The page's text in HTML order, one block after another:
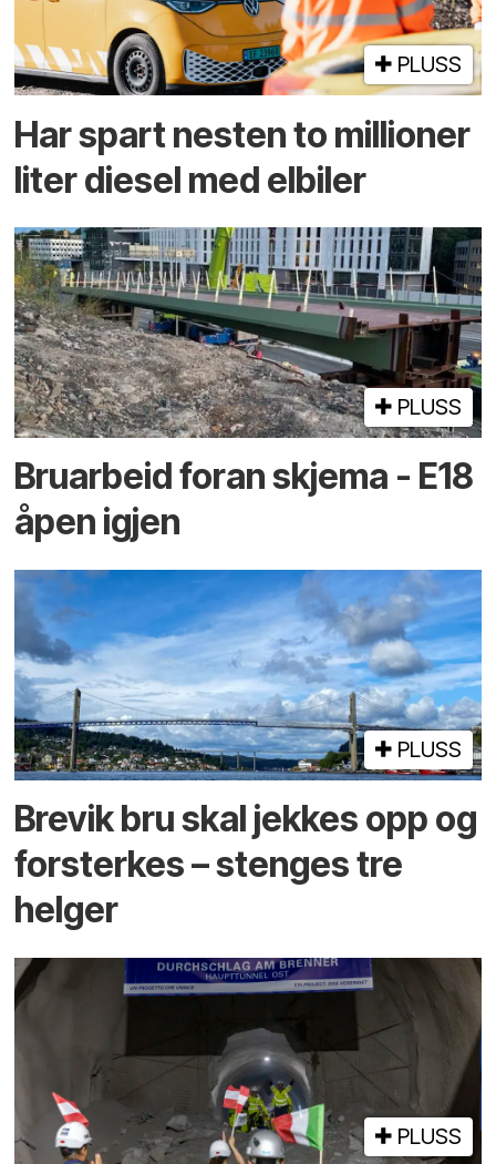
PLUSS
Har spart nesten to millioner
liter diesel med elbiler
PLUSS
Bruarbeid foran skjema - E18
åpen igjen
PLUSS
Brevik bru skal jekkes opp og
forsterkes – stenges tre
helger
PLUSS